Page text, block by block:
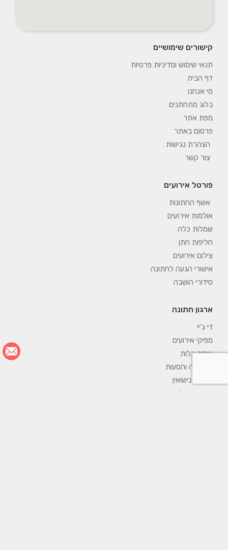
קישורים שימושיים
תנאי שימוש ומדיניות פרטיות
דף הבית
מי אנחנו
בלוג מתחתנים
מפת אתר
פרסום באתר
הצהרת נגישות
צור קשר
פורטל אירועים
אשף החתונות
אולמות אירועים
שמלות כלה
חליפות חתן
צילום אירועים
אישורי הגעה לחתונה
סידורי הושבה
ארגון חתונה
די ג'יי
מפיקי אירועים
איפור כלות
לימוזינה והסעות
טבעות נישואין
קייטרינג לאירועים